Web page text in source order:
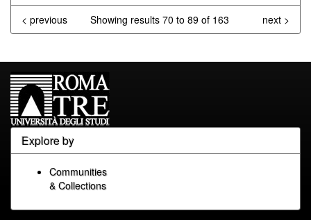
Showing results 70 to 89 of 163
< previous next >
Explore by
Communities
& Collections